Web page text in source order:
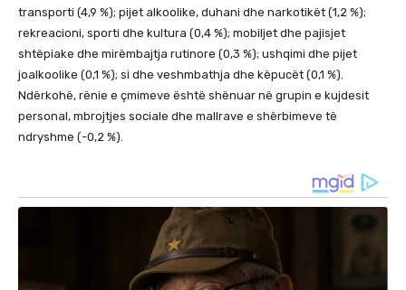
transporti (4,9 %); pijet alkoolike, duhani dhe narkotikët (1,2 %);
rekreacioni, sporti dhe kultura (0,4 %); mobiljet dhe pajisjet
shtëpiake dhe mirëmbajtja rutinore (0,3 %); ushqimi dhe pijet
joalkoolike (0,1 %); si dhe veshmbathja dhe këpucët (0,1 %).
Ndërkohë, rënie e çmimeve është shënuar në grupin e kujdesit
personal, mbrojtjes sociale dhe mallrave e shërbimeve të
ndryshme (-0,2 %).